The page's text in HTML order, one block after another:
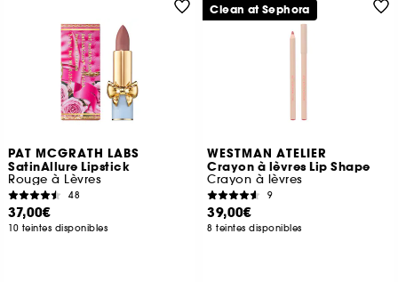
PAT MCGRATH LABS
SatinAllure Lipstick
Rouge à Lèvres
48
37,00€
10 teintes disponibles
WESTMAN ATELIER
Crayon à lèvres Lip Shape
Crayon à lèvres
9
39,00€
8 teintes disponibles
Clean at Sephora